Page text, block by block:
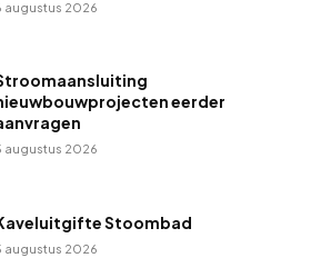
augustus 2026
eerder
augustus 2026
Stoombad
augustus 2026